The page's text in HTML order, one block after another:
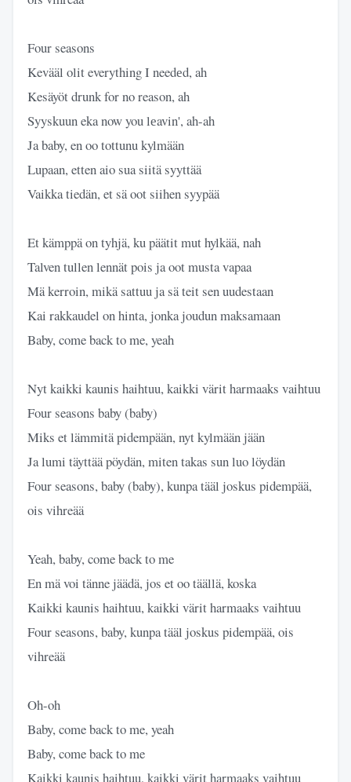
Four seasons
Kevääl olit everything I needеd, ah
Kesäyöt drunk for no reason, ah
Syyskuun eka now you lеavin', ah-ah
Ja baby, en oo tottunu kylmään
Lupaan, etten aio sua siitä syyttää
Vaikka tiedän, et sä oot siihen syypää
Et kämppä on tyhjä, ku päätit mut hylkää, nah
Talven tullen lennät pois ja oot musta vapaa
Mä kerroin, mikä sattuu ja sä teit sen uudestaan
Kai rakkaudel on hinta, jonka joudun maksamaan
Baby, come back to me, yeah
Nyt kaikki kaunis haihtuu, kaikki värit harmaaks vaihtuu
Four seasons baby (baby)
Miks et lämmitä pidempään, nyt kylmään jään
Ja lumi täyttää pöydän, miten takas sun luo löydän
Four seasons, baby (baby), kunpa tääl joskus pidempää,
ois vihreää
Yeah, baby, come back to me
En mä voi tänne jäädä, jos et oo täällä, koska
Kaikki kaunis haihtuu, kaikki värit harmaaks vaihtuu
Four seasons, baby, kunpa tääl joskus pidempää, ois
vihreää
Oh-oh
Baby, come back to me, yeah
Baby, come back to me
Kaikki kaunis haihtuu, kaikki värit harmaaks vaihtuu